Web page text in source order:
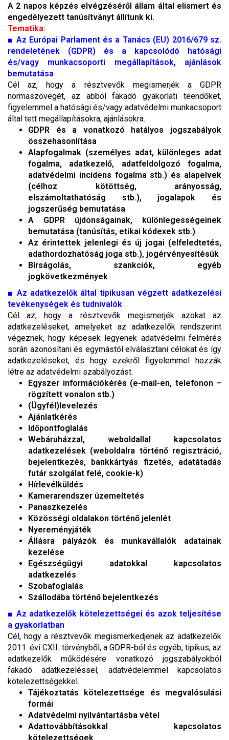
A 2 napos képzés elvégzéséről állam által elismert és
engedélyezett tanúsítványt állítunk ki.
Tematika:
■ Az Európai Parlament és a Tanács (EU) 2016/679 sz.
rendeletének (GDPR) és a kapcsolódó hatósági
és/vagy munkacsoporti megállapítások, ajánlások
bemutatása
Cél az, hogy a résztvevők megismerjék a GDPR
normaszövegét, az abból fakadó gyakorlati teendőket,
figyelemmel a hatósági és/vagy adatvédelmi munkacsoport
által tett megállapításokra, ajánlásokra.
GDPR és a vonatkozó hatályos jogszabályok
összehasonlítása
Alapfogalmak (személyes adat, különleges adat
fogalma, adatkezelő, adatfeldolgozó fogalma,
adatvédelmi incidens fogalma stb.) és alapelvek
(célhoz kötöttség, arányosság,
elszámoltathatóság stb.), jogalapok és
jogszerűség bemutatása
A GDPR újdonságainak, különlegességeinek
bemutatása (tanúsítás, etikai kódexek stb.)
Az érintettek jelenlegi és új jogai (elfeledtetés,
adathordozhatóság joga stb.), jogérvényesítésük
Bírságolás, szankciók, egyéb
jogkövetkezmények
■ Az adatkezelők által tipikusan végzett adatkezelési
tevékenységek és tudnivalók
Cél az, hogy a résztvevők megismerjék azokat az
adatkezeléseket, amelyeket az adatkezelők rendszerint
végeznek, hogy képesek legyenek adatvédelmi felmérés
során azonosítani és egymástól elválasztani célokat és így
adatkezeléseket, és hogy ezekről figyelemmel hozzák
létre az adatvédelmi szabályozást.
Egyszer információkérés (e-mail-en, telefonon –
rögzített vonalon stb.)
(Ügyfél)levelezés
Ajánlatkérés
Időpontfoglalás
Webáruházzal, weboldallal kapcsolatos
adatkezelések (weboldalra történő regisztráció,
bejelentkezés, bankkártyás fizetés, adatátadás
futár szolgálat felé, cookie-k)
Hírlevélküldés
Kamerarendszer üzemeltetés
Panaszkezelés
Közösségi oldalakon történő jelenlét
Nyereményjáték
Állásra pályázók és munkavállalók adatainak
kezelése
Egészségügyi adatokkal kapcsolatos
adatkezelés
Szobafoglalás
Szállodába történő bejelentkezés
■ Az adatkezelők kötelezettségei és azok teljesítése
a gyakorlatban
Cél, hogy a résztvevők megismerkedjenek az adatkezelők
2011. évi CXII. törvényből, a GDPR-ból és egyéb, tipikus, az
adatkezelők működésére vonatkozó jogszabályokból
fakadó adatkezeléssel, adatvédelemmel kapcsolatos
kötelezettségekkel.
Tájékoztatás kötelezettsége és megvalósulási
formái
Adatvédelmi nyilvántartásba vétel
Adattovábbításokkal kapcsolatos
kötelezettségek